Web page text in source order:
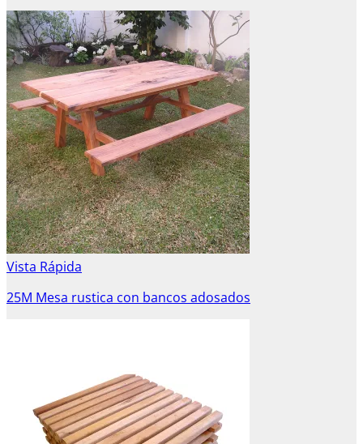
Vista Rápida
25M Mesa rustica con bancos adosados